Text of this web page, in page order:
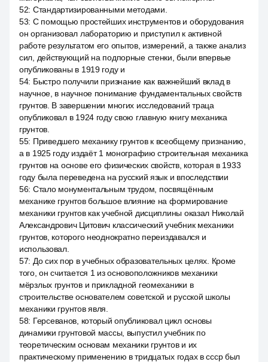
52: Стандартизированными методами.
53: С помощью простейших инструментов и оборудования
он организовал лабораторию и приступил к активной
работе результатом его опытов, измерений, а также анализ
сил, действующий на подпорные стенки, были впервые
опубликованы в 1919 году и
54: Быстро получили признание как важнейший вклад в
научное, в научное понимание фундаментальных свойств
грунтов. В завершении многих исследований траца
опубликовал в 1924 году свою главную книгу механика
грунтов.
55: Приведшего механику грунтов к всеобщему признанию,
а в 1925 году издаёт 1 монографию строительная механика
грунтов на основе его физических свойств, которая в 1933
году была переведена на русский язык и впоследствии
56: Стало монументальным трудом, посвящённым
механике грунтов большое влияние на формирование
механики грунтов как учебной дисциплины оказал Николай
Александрович Цитович классический учебник механики
грунтов, которого неоднократно переиздавался и
использовал.
57: До сих пор в учебных образовательных целях. Кроме
того, он считается 1 из основоположников механики
мёрзлых грунтов и прикладной геомеханики в
строительстве основателем советской и русской школы
механики грунтов явля.
58: Герсеванов, который опубликовал цикл основы
динамики грунтовой массы, выпустил учебник по
теоретическим основам механики грунтов и их
практическому применению в тридцатых годах в ссср был